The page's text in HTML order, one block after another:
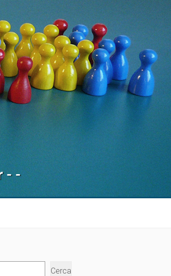
- -
Cerca